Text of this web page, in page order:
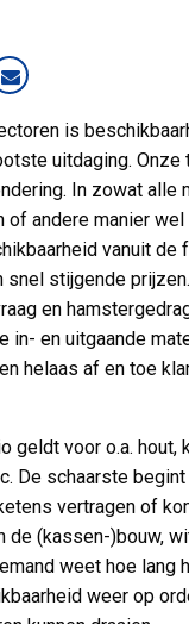
is
uitdaging. Onze
In zowat alle
of andere manier
vanuit de
snel stijgende
en
in- en uitgaande
helaas af en toe
geldt voor o.a. hout,
De schaarste
vertragen of
de (kassen-)bouw,
weet hoe lang
weer op